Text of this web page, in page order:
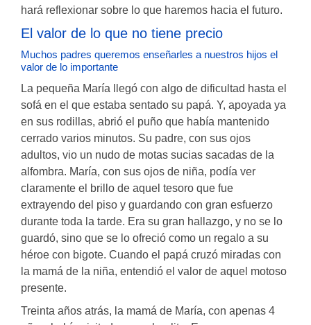
hará reflexionar sobre lo que haremos hacia el futuro.
El valor de lo que no tiene precio
Muchos padres queremos enseñarles a nuestros hijos el
valor de lo importante
La pequeña María llegó con algo de dificultad hasta el
sofá en el que estaba sentado su papá. Y, apoyada ya
en sus rodillas, abrió el puño que había mantenido
cerrado varios minutos. Su padre, con sus ojos
adultos, vio un nudo de motas sucias sacadas de la
alfombra. María, con sus ojos de niña, podía ver
claramente el brillo de aquel tesoro que fue
extrayendo del piso y guardando con gran esfuerzo
durante toda la tarde. Era su gran hallazgo, y no se lo
guardó, sino que se lo ofreció como un regalo a su
héroe con bigote. Cuando el papá cruzó miradas con
la mamá de la niña, entendió el valor de aquel motoso
presente.
Treinta años atrás, la mamá de María, con apenas 4